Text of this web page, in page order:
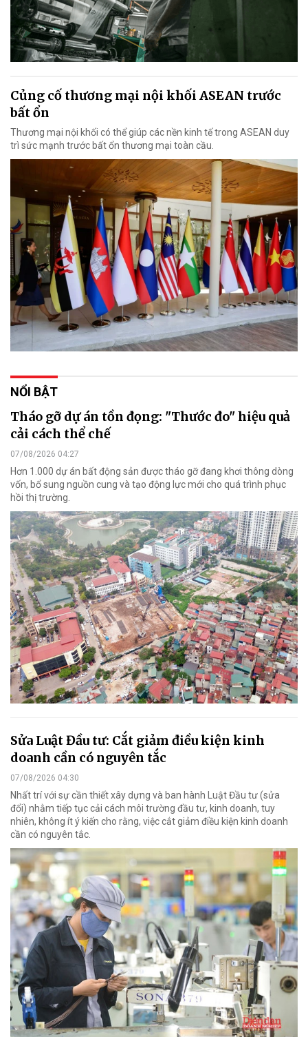
Củng cố thương mại nội khối ASEAN trước
bất ổn
Thương mại nội khối có thể giúp các nền kinh tế trong ASEAN duy
trì sức mạnh trước bất ổn thương mại toàn cầu.
NỔI BẬT
Tháo gỡ dự án tồn đọng: "Thước đo" hiệu quả
cải cách thể chế
07/08/2026 04:27
Hơn 1.000 dự án bất động sản được tháo gỡ đang khơi thông dòng
vốn, bổ sung nguồn cung và tạo động lực mới cho quá trình phục
hồi thị trường.
Sửa Luật Đầu tư: Cắt giảm điều kiện kinh
doanh cần có nguyên tắc
07/08/2026 04:30
Nhất trí với sự cần thiết xây dựng và ban hành Luật Đầu tư (sửa
đổi) nhằm tiếp tục cải cách môi trường đầu tư, kinh doanh, tuy
nhiên, không ít ý kiến cho rằng, việc cắt giảm điều kiện kinh doanh
cần có nguyên tắc.